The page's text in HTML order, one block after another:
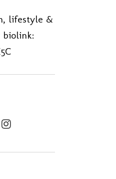
lifestyle &
biolink: